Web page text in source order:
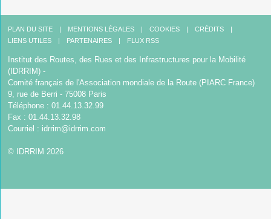
PLAN DU SITE MENTIONS LÉGALES COOKIES
CRÉDITS
LIENS UTILES
PARTENAIRES FLUX RSS
Institut des Routes, des Rues et des Infrastructures pour la Mobilité
(IDRRIM) -
Comité français de l'Association mondiale de la Route (PIARC France)
9, rue de Berri - 75008 Paris
Téléphone : 01.44.13.32.99
Fax : 01.44.13.32.98
Courriel : idrrim@idrrim.com
© IDRRIM 2026